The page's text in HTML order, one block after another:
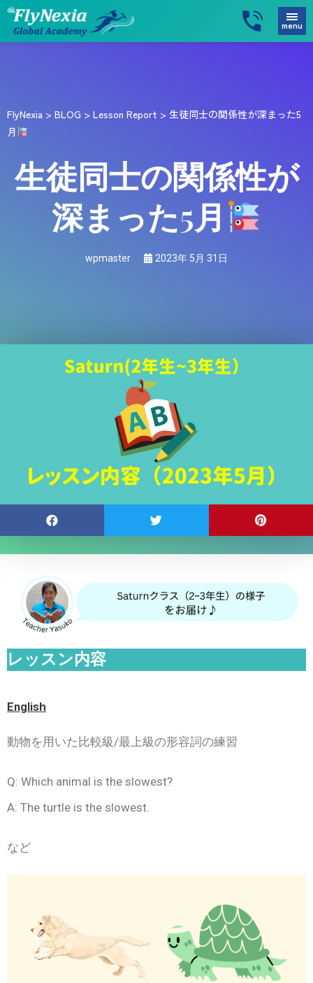
menu
FlyNexia > BLOG > Lesson Report > 生徒同士の関係性が深まった5
月
生徒同士の関係性が
深まった5月
wpmaster 2023年 5月 31日
レッスン内容
English
動物を用いた比較級/最上級の形容詞の練習
Q: Which animal is the slowest?
A: The turtle is the slowest.
など